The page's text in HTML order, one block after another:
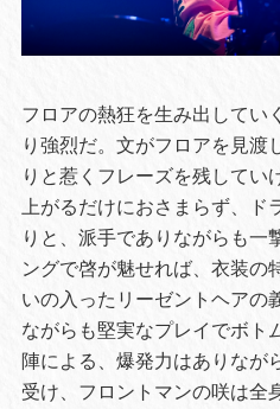
フロアの熱狂を生み出してい
り強烈だ。文がフロアを見渡
りと惹くフレーズを残してい
上がるだけにおさまらず、ド
りと、派手でありながらも一
ングで啓が魅せれば、衣装の
いの入ったリーゼントヘアの
ながらも堅実なプレイでボト
陣による、爆発力はありなが
受け、フロントマンの咲は全